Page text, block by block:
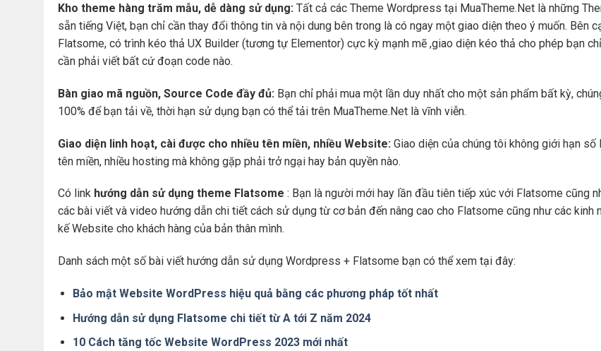
Kho theme hàng trăm mẫu, dễ dàng sử dụng: Tất cả các Theme Wordpress tại MuaTheme.Net là những
sẵn tiếng Việt, bạn chỉ cần thay đổi thông tin và nội dung bên trong là có ngay một giao diện theo ý muốn. Bên
Flatsome, có trình kéo thả UX Builder (tương tự Elementor) cực kỳ mạnh mẽ ,giao diện kéo thả cho phép bạn
cần phải viết bất cứ đoạn code nào.
Bàn giao mã nguồn, Source Code đầy đủ: Bạn chỉ phải mua một lần duy nhất cho một sản phẩm bất kỳ,
100% để bạn tải về, thời hạn sử dụng bạn có thể tải trên MuaTheme.Net là vĩnh viễn.
Giao diện linh hoạt, cài được cho nhiều tên miền, nhiều Website: Giao diện của chúng tôi không giới hạn
tên miền, nhiều hosting mà không gặp phải trở ngại hay bản quyền nào.
Có link hướng dẫn sử dụng theme Flatsome : Bạn là người mới hay lần đầu tiên tiếp xúc với Flatsome cũng
các bài viết và video hướng dẫn chi tiết cách sử dụng từ cơ bản đến nâng cao cho Flatsome cũng như các
kế Website cho khách hàng của bản thân mình.
Danh sách một số bài viết hướng dẫn sử dụng Wordpress + Flatsome bạn có thể xem tại đây:
Bảo mật Website WordPress hiệu quả bằng các phương pháp tốt nhất
Hướng dẫn sử dụng Flatsome chi tiết từ A tới Z năm 2024
10 Cách tăng tốc Website WordPress 2023 mới nhất